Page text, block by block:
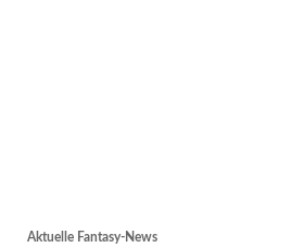
Aktuelle Fantasy-News